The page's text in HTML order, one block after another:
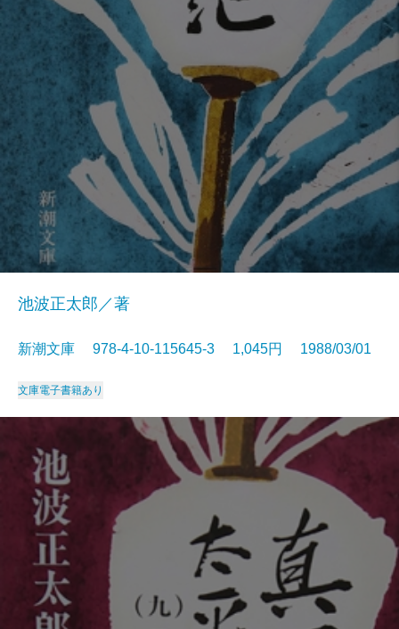
池波正太郎／著
新潮文庫 978-4-10-115645-3 1,045円 1988/03/01
文庫電子書籍あり